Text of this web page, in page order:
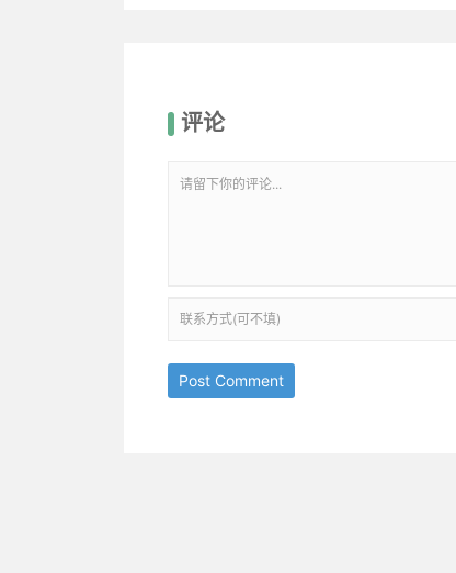
评论
Post Comment